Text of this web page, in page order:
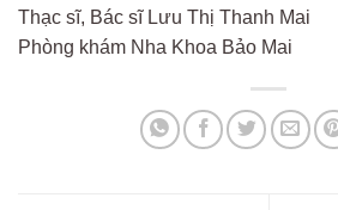
Thạc sĩ, Bác sĩ Lưu Thị Thanh Mai
Phòng khám Nha Khoa Bảo Mai